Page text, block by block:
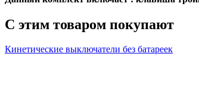
С этим товаром покупают
Кинетические выключатели без батареек